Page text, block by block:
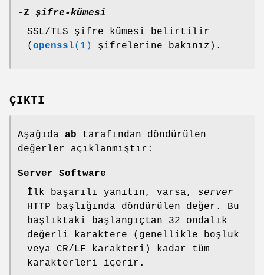
-Z
şifre-kümesi
SSL/TLS şifre kümesi belirtilir
( openssl(1) şifrelerine bakınız).
ÇIKTI
Aşağıda ab tarafından döndürülen
değerler açıklanmıştır:
Server Software
İlk başarılı yanıtın, varsa, server
HTTP başlığında döndürülen değer. Bu
başlıktaki başlangıçtan 32 ondalık
değerli karaktere (genellikle boşluk
veya CR/LF karakteri) kadar tüm
karakterleri içerir.